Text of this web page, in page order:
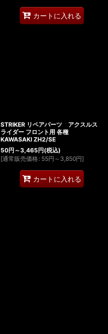
カートに入れる
STRIKER リペアパーツ アクスルス
ライダー フロント用 各種
KAWASAKI ZH2/SE
50円 ～3,465円(税込)
[通常販売価格 : 55円 ～3,850円]
カートに入れる